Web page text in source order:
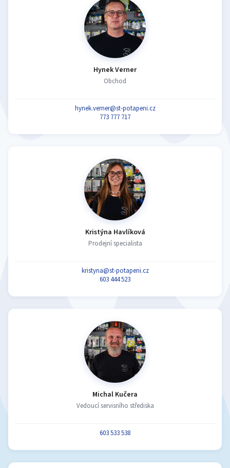
Hynek Verner
Obchod
hynek.verner@st-potapeni.cz
773 777 717
Kristýna Havlíková
Prodejní specialista
kristyna@st-potapeni.cz
603 444 523
Michal Kučera
Vedoucí servisního střediska
603 533 538